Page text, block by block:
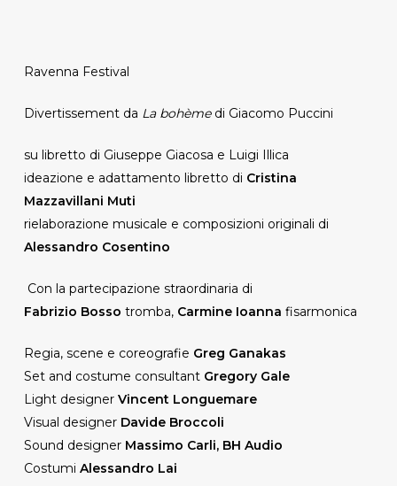
Ravenna Festival
Divertissement da La bohèmedi Giacomo Puccini
su libretto di Giuseppe Giacosa e Luigi Illica
ideazione e adattamento libretto di Cristina
Mazzavillani Muti
rielaborazione musicale e composizioni originali di
Alessandro Cosentino
Con la partecipazione straordinaria di
Fabrizio Bosso tromba, Carmine Ioanna fisarmonica
Regia, scene e coreografie Greg Ganakas
Set and costume consultant Gregory Gale
Light designer Vincent Longuemare
Visual designer Davide Broccoli
Sound designer Massimo Carli, BH Audio
Costumi Alessandro Lai